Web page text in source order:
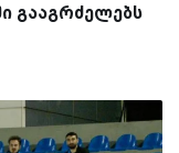
გააგრძელებს